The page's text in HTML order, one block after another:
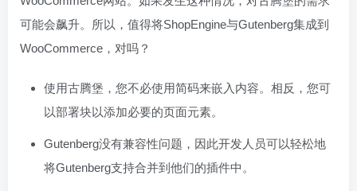
可能会飙升。所以，值得将ShopEngine与Gutenberg集成到
WooCommerce，对吗？
使用古腾堡，您不必使用简码来嵌入内容。相反，您可
以部署块以添加必要的页面元素。
Gutenberg没有兼容性问题，因此开发人员可以轻松地
将Gutenberg支持合并到他们的插件中。